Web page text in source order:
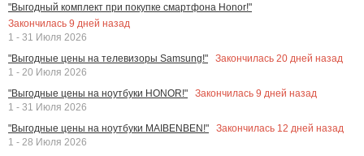
"Выгодный комплект при покупке смартфона Honor!"
Закончилась 9 дней назад
1 - 31 Июля 2026
"Выгодные цены на телевизоры Samsung!"
Закончилась 20 дней назад
1 - 20 Июля 2026
"Выгодные цены на ноутбуки HONOR!"
Закончилась 9 дней назад
1 - 31 Июля 2026
"Выгодные цены на ноутбуки MAIBENBEN!"
Закончилась 12 дней назад
1 - 28 Июля 2026